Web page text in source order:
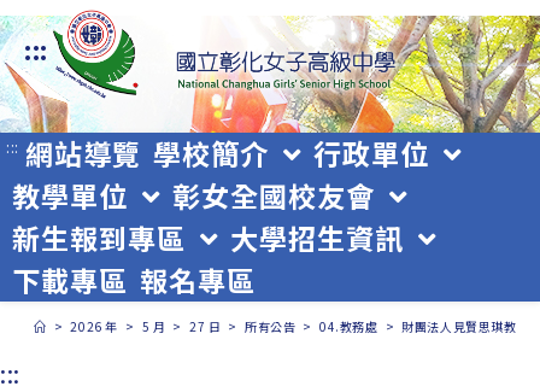
跳
轉
至
主
要
內
容
:::
::: 網站導覽 學校簡介
行政單位
教學單位
彰女全國校友會
新生報到專區
大學招生資訊
下載專區 報名專區
> 2026 年 > 5 月 > 27 日 > 所有公告 > 04.教務處 > 財團法人見賢思琪教育
:::